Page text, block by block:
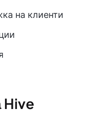
на клиенти
Hive